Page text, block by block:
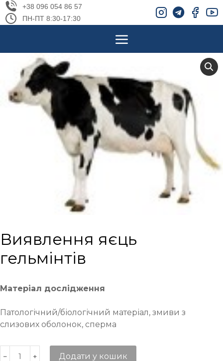
+38 096 054 86 57
ПН-ПТ 8:30-17:30
Виявлення яєць
гельмінтів
Матеріал дослідження
Патологічний/біологічний матеріал, змиви з
слизових оболонок, сперма
Додати у кошик